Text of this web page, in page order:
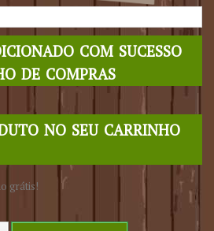
com sucesso
de compras
no seu carrinho
grátis!